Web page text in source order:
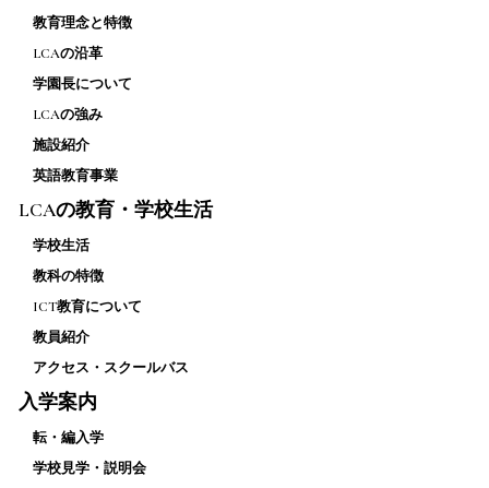
教育理念と特徴
LCAの沿革
学園長について
LCAの強み
施設紹介
英語教育事業
LCAの教育・学校生活
学校生活
教科の特徴
ICT教育について
教員紹介
アクセス・スクールバス
入学案内
転・編入学
学校見学・説明会